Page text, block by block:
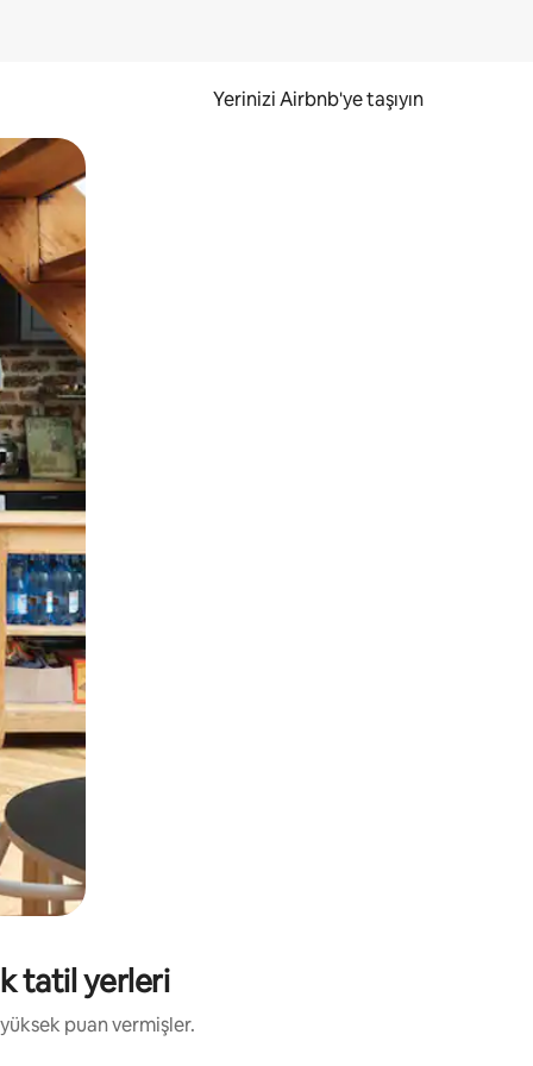
Yerinizi Airbnb'ye taşıyın
tatil yerleri
puan vermişler.